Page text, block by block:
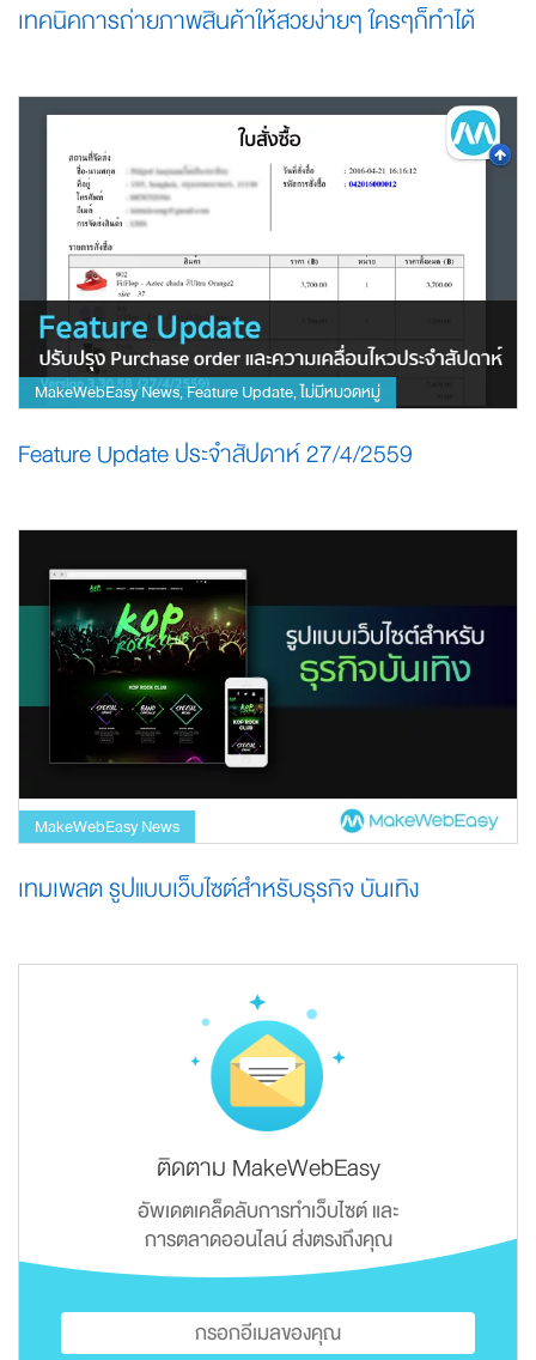
เทคนิคการถ่ายภาพสินค้าให้สวยง่ายๆ ใครๆก็ทำได้
MakeWebEasy News,Feature Update,ไม่มีหมวดหมู่
Feature Update ประจำสัปดาห์ 27/4/2559
MakeWebEasy News
เทมเพลต รูปแบบเว็บไซต์สำหรับธุรกิจ บันเทิง
ติดตาม MakeWebEasy
อัพเดตเคล็ดลับการทำเว็บไซต์ และ
การตลาดออนไลน์ ส่งตรงถึงคุณ